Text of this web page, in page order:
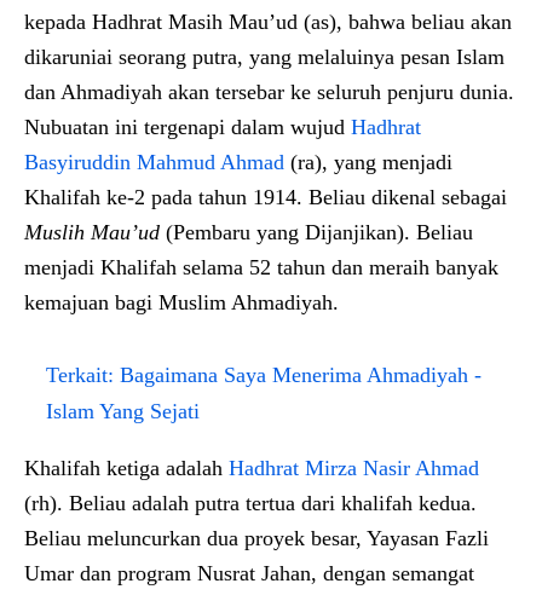
kepada Hadhrat Masih Mau’ud (as), bahwa beliau akan
dikaruniai seorang putra, yang melaluinya pesan Islam
dan Ahmadiyah akan tersebar ke seluruh penjuru dunia.
Nubuatan ini tergenapi dalam wujud Hadhrat
Basyiruddin Mahmud Ahmad (ra), yang menjadi
Khalifah ke-2 pada tahun 1914. Beliau dikenal sebagai
Muslih Mau’ud (Pembaru yang Dijanjikan). Beliau
menjadi Khalifah selama 52 tahun dan meraih banyak
kemajuan bagi Muslim Ahmadiyah.
Terkait: Bagaimana Saya Menerima Ahmadiyah -
Islam Yang Sejati
Khalifah ketiga adalah Hadhrat Mirza Nasir Ahmad
(rh). Beliau adalah putra tertua dari khalifah kedua.
Beliau meluncurkan dua proyek besar, Yayasan Fazli
Umar dan program Nusrat Jahan, dengan semangat